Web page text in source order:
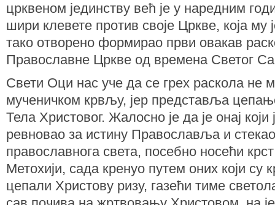
црквеном јединству већ је у наредним
шири клевете против своје Цркве, која му
тако отворено формирао први овакав
Православне Цркве од времена Светог
Свети Оци нас уче да се грех раскола не
мученичком крвљу, јер представља
Тела Христовог. Жалосно је да је онај
ревновао за истину Православља и
православнога света, посебно носећи
Метохији, сада кренуо путем оних који су
цепали Христову ризу, газећи тиме